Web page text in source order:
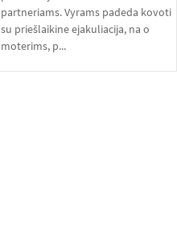
partneriams. Vyrams padeda kovoti
su priešlaikine ejakuliacija, na o
moterims, p...